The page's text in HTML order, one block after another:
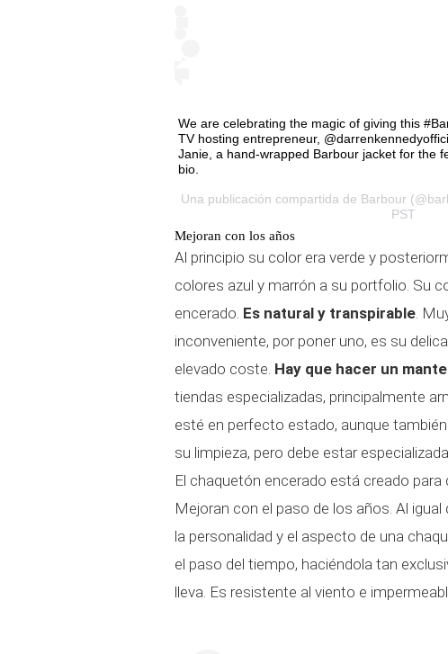
We are celebrating the magic of giving this
TV hosting entrepreneur,
Janie, a hand-wrapped Barbour jacket for the
bio.
Una publicación compartida de Barbour
PST
Mejoran con los años
Al principio su color era verde y
colores azul y marrón a su portfolio. Su
encerado. Es natural y transpirable .
inconveniente, por poner uno, es su
elevado coste. Hay que hacer un
tiendas especializadas, principalmente
esté en perfecto estado, aunque
su limpieza, pero debe estar
El chaquetón encerado está creado para
Mejoran con el paso de los años. Al igual
la personalidad y el aspecto de una
el paso del tiempo, haciéndola tan
lleva. Es resistente al viento e